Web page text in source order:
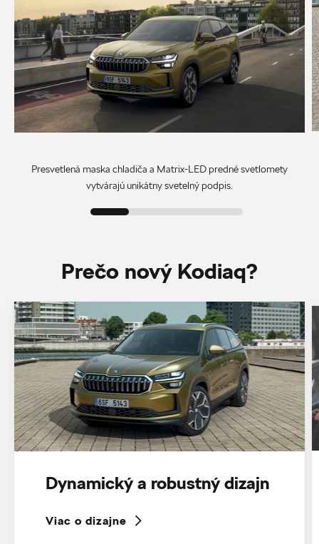
Presvetlená maska chladiča a Matrix-LED predné svetlomety
vytvárajú unikátny svetelný podpis.
Prečo nový Kodiaq?
Dynamický a robustný dizajn
Viac o dizajne